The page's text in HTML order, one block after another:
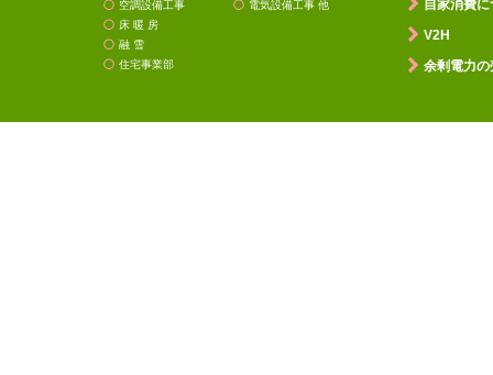
空調設備工事
床 暖 房
融 雪
住宅事業部
電気設備工事 他
自家消費
V2H
余剰電力の